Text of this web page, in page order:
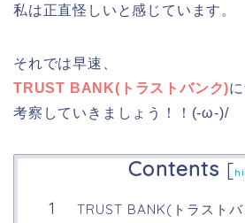
私は正直怪しいと感じています。
それでは早速、
TRUST BANK(トラストバンク)
考察していきましょう！！(-ω-)/
Contents [
TRUST BANK(トラスト